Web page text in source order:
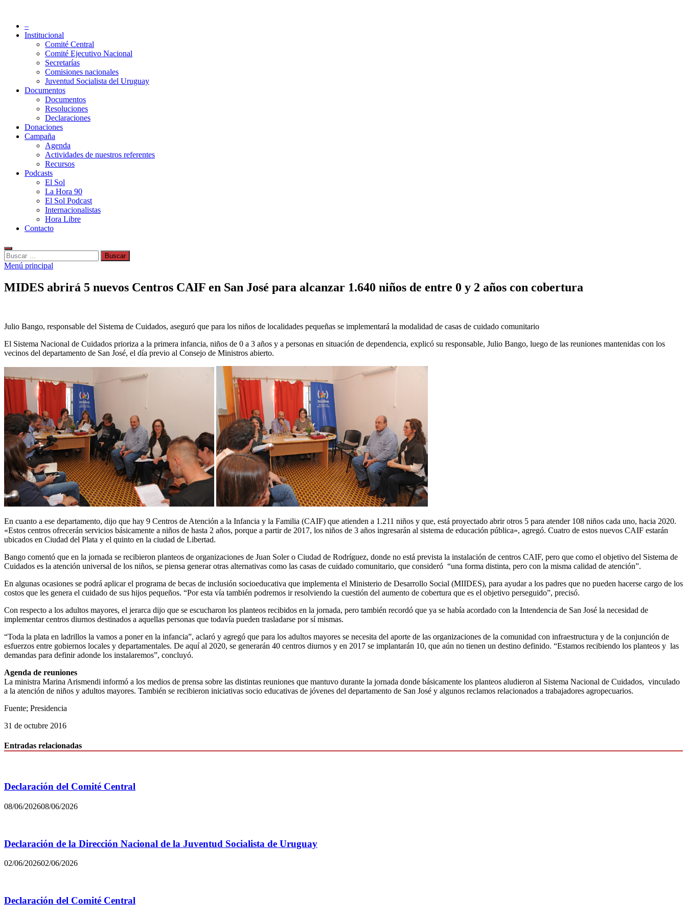
contenido
Partido Socialista de Uruguay
–
Institucional
Comité Central
Comité Ejecutivo Nacional
Secretarías
Comisiones nacionales
Juventud Socialista del Uruguay
Documentos
Documentos
Resoluciones
Declaraciones
Donaciones
Campaña
Agenda
Actividades de nuestros referentes
Recursos
Podcasts
El Sol
La Hora 90
El Sol Podcast
Internacionalistas
Hora Libre
Contacto
Buscar:
Menú principal
MIDES abrirá 5 nuevos Centros CAIF en San José para alcanzar 1.640 niños de entre 0 y 2 años con cobertura
Julio Bango, responsable del Sistema de Cuidados, aseguró que para los niños de localidades pequeñas se implementará la modalidad de casas de cuidado comunitario
El Sistema Nacional de Cuidados prioriza a la primera infancia, niños de 0 a 3 años y a personas en situación de dependencia, explicó su responsable, Julio Bango, luego de las reuniones mantenidas con los
vecinos del departamento de San José, el día previo al Consejo de Ministros abierto.
En cuanto a ese departamento, dijo que hay 9 Centros de Atención a la Infancia y la Familia (CAIF) que atienden a 1.211 niños y que, está proyectado abrir otros 5 para atender 108 niños cada uno, hacia 2020.
«Estos centros ofrecerán servicios básicamente a niños de hasta 2 años, porque a partir de 2017, los niños de 3 años ingresarán al sistema de educación pública», agregó. Cuatro de estos nuevos CAIF estarán
ubicados en Ciudad del Plata y el quinto en la ciudad de Libertad.
Bango comentó que en la jornada se recibieron planteos de organizaciones de Juan Soler o Ciudad de Rodríguez, donde no está prevista la instalación de centros CAIF, pero que como el objetivo del Sistema de
Cuidados es la atención universal de los niños, se piensa generar otras alternativas como las casas de cuidado comunitario, que consideró “una forma distinta, pero con la misma calidad de atención”.
En algunas ocasiones se podrá aplicar el programa de becas de inclusión socioeducativa que implementa el Ministerio de Desarrollo Social (MIIDES), para ayudar a los padres que no pueden hacerse cargo de los
costos que les genera el cuidado de sus hijos pequeños. “Por esta vía también podremos ir resolviendo la cuestión del aumento de cobertura que es el objetivo perseguido”, precisó.
Con respecto a los adultos mayores, el jerarca dijo que se escucharon los planteos recibidos en la jornada, pero también recordó que ya se había acordado con la Intendencia de San José la necesidad de
implementar centros diurnos destinados a aquellas personas que todavía pueden trasladarse por sí mismas.
“Toda la plata en ladrillos la vamos a poner en la infancia”, aclaró y agregó que para los adultos mayores se necesita del aporte de las organizaciones de la comunidad con infraestructura y de la conjunción de
esfuerzos entre gobiernos locales y departamentales. De aquí al 2020, se generarán 40 centros diurnos y en 2017 se implantarán 10, que aún no tienen un destino definido. “Estamos recibiendo los planteos y las
demandas para definir adonde los instalaremos”, concluyó.
Agenda de reuniones
La ministra Marina Arismendi informó a los medios de prensa sobre las distintas reuniones que mantuvo durante la jornada donde básicamente los planteos aludieron al Sistema Nacional de Cuidados, vinculado
a la atención de niños y adultos mayores. También se recibieron iniciativas socio educativas de jóvenes del departamento de San José y algunos reclamos relacionados a trabajadores agropecuarios.
Fuente; Presidencia
31 de octubre 2016
Entradas relacionadas
Declaración del Comité Central
08/06/202608/06/2026
Declaración de la Dirección Nacional de la Juventud Socialista de Uruguay
02/06/202602/06/2026
Declaración del Comité Central